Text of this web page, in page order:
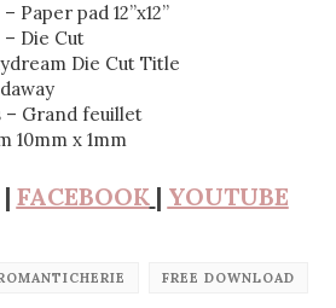
Paper pad 12”x12”
– Die Cut
Die Cut Title
– Grand feuillet
10mm x 1mm
| FACEBOOK | YOUTUBE
FREE DOWNLOAD